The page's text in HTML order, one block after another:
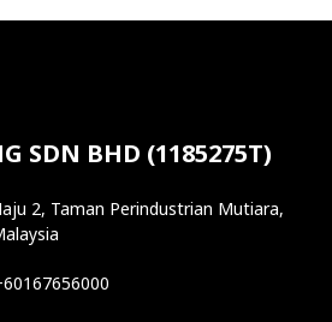
SDN BHD (1185275T)
2, Taman Perindustrian Mutiara,